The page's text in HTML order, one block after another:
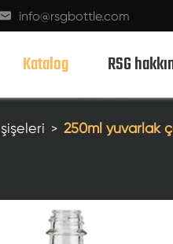
 info@rsgbottle.com
Katalog RSG
250ml yuvarlak